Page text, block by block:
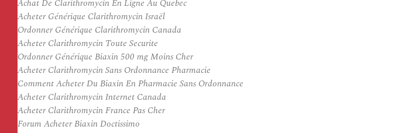
Achat De Clarithromycin En Ligne Au Quebec
Acheter Générique Clarithromycin Israël
Ordonner Générique Clarithromycin Canada
Acheter Clarithromycin Toute Securite
Ordonner Générique Biaxin 500 mg Moins Cher
Acheter Clarithromycin Sans Ordonnance Pharmacie
Comment Acheter Du Biaxin En Pharmacie Sans Ordonnance
Acheter Clarithromycin Internet Canada
Acheter Clarithromycin France Pas Cher
Forum Acheter Biaxin Doctissimo